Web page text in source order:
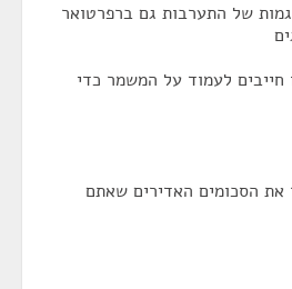
של התערבות גם ברפרטואר
חייבים לעמוד על המשמר כדי
הסכומים האדירים שאתם